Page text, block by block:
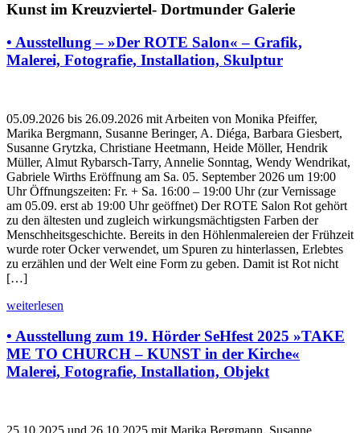
Kunst im Kreuzviertel- Dortmunder Galerie
• Ausstellung – »Der ROTE Salon« – Grafik,
Malerei, Fotografie, Installation, Skulptur
05.09.2026 bis 26.09.2026 mit Arbeiten von Monika Pfeiffer,
Marika Bergmann, Susanne Beringer, A. Diéga, Barbara Giesbert,
Susanne Grytzka, Christiane Heetmann, Heide Möller, Hendrik
Müller, Almut Rybarsch-Tarry, Annelie Sonntag, Wendy Wendrikat,
Gabriele Wirths Eröffnung am Sa. 05. September 2026 um 19:00
Uhr Öffnungszeiten: Fr. + Sa. 16:00 – 19:00 Uhr (zur Vernissage
am 05.09. erst ab 19:00 Uhr geöffnet) Der ROTE Salon Rot gehört
zu den ältesten und zugleich wirkungsmächtigsten Farben der
Menschheitsgeschichte. Bereits in den Höhlenmalereien der Frühzeit
wurde roter Ocker verwendet, um Spuren zu hinterlassen, Erlebtes
zu erzählen und der Welt eine Form zu geben. Damit ist Rot nicht
[…]
weiterlesen
• Ausstellung zum 19. Hörder SeHfest 2025 »TAKE
ME TO CHURCH – KUNST in der Kirche«
Malerei, Fotografie, Installation, Objekt